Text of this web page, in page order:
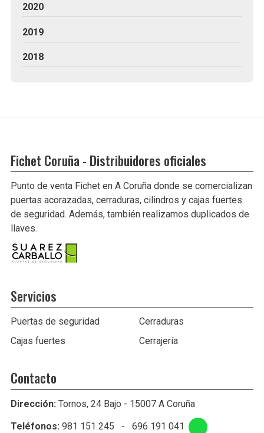
2020
2019
2018
Fichet Coruña - Distribuidores oficiales
Punto de venta Fichet en A Coruña donde se comercializan
puertas acorazadas, cerraduras, cilindros y cajas fuertes
de seguridad. Además, también realizamos duplicados de
llaves.
Servicios
Puertas de seguridad
Cerraduras
Cajas fuertes
Cerrajería
Contacto
Dirección: Tornos, 24 Bajo - 15007 A Coruña
Teléfonos: 981 151 245 - 696 191 041